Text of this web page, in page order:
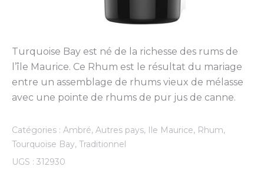
Turquoise Bay est né de la richesse des rums de
l’île Maurice. Ce Rhum est le résultat du mariage
entre un assemblage de rhums vieux de mélasse
avec une pointe de rhums de pur jus de canne.
Catégories : Ambré, Autres pays, Ile Maurice, Rhum,
Tourquoise Bay, Traditionnel
UGS : 312930